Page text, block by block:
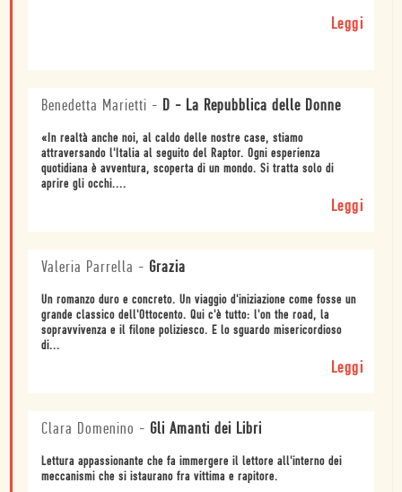
Leggi
Benedetta Marietti - D - La Repubblica delle Donne
«In realtà anche noi, al caldo delle nostre case, stiamo
attraversando l'Italia al seguito del Raptor. Ogni esperienza
quotidiana è avventura, scoperta di un mondo. Si tratta solo di
aprire gli occhi....
Leggi
Valeria Parrella - Grazia
Un romanzo duro e concreto. Un viaggio d'iniziazione come fosse un
grande classico dell'Ottocento. Qui c'è tutto: l'on the road, la
sopravvivenza e il filone poliziesco. E lo sguardo misericordioso
di...
Leggi
Clara Domenino - Gli Amanti dei Libri
Lettura appassionante che fa immergere il lettore all'interno dei
meccanismi che si istaurano fra vittima e rapitore.